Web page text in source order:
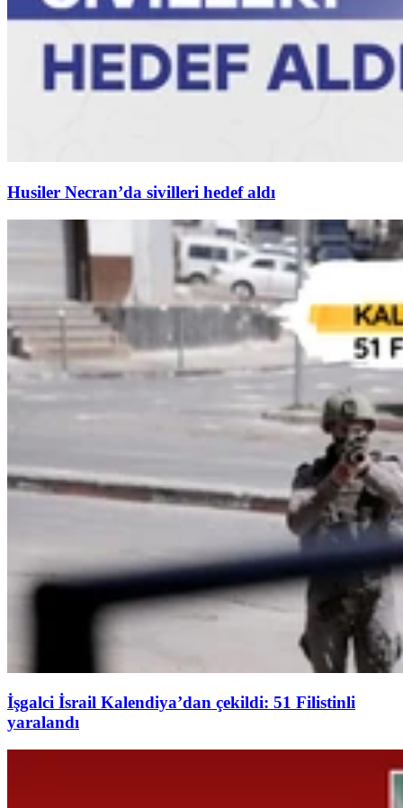
Husiler Necran’da sivilleri hedef aldı
İşgalci İsrail Kalendiya’dan çekildi: 51 Filistinli
yaralandı